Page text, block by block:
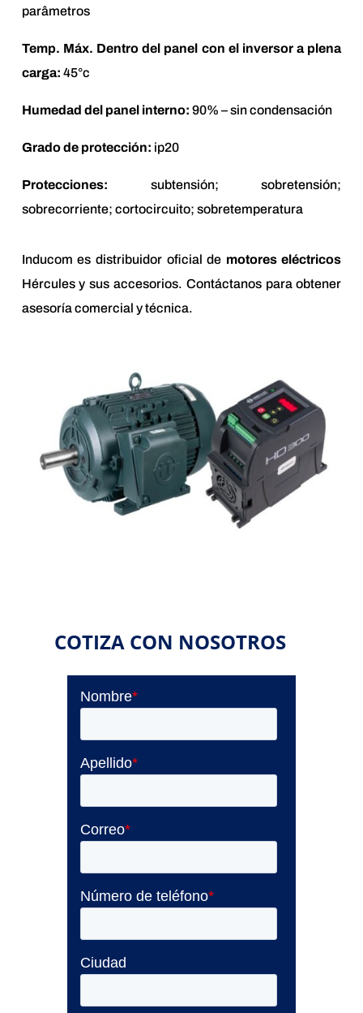
parâmetros
Temp. Máx. Dentro del panel con el inversor a plena
carga: 45°c
Humedad del panel interno: 90% – sin condensación
Grado de protección: ip20
Protecciones: subtensión; sobretensión;
sobrecorriente; cortocircuito; sobretemperatura
Inducom es distribuidor oficial de motores eléctricos
Hércules y sus accesorios. Contáctanos para obtener
asesoría comercial y técnica.
COTIZA CON NOSOTROS